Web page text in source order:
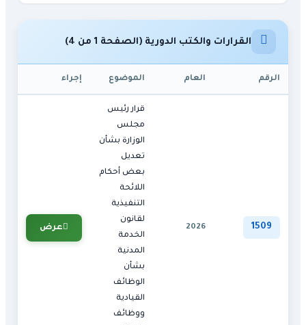
القرارات والكتب الدورية (الصفحة 1 من 4)
الرقم العام الموضوع إجراء
1509
2026
قرار رئيس
مجلس
الوزارة بشأن
تعديل
بعض أحكام
اللائحة
التنفيذية
لقانون
الخدمة
المدنية
بشأن
الوظائف
القيادية
ووظائف
عرض